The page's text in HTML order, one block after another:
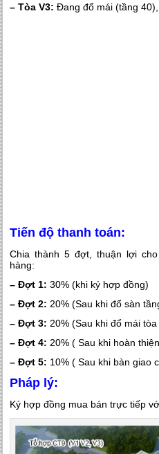
– Tòa V3: Đang đổ mái (tầng
Tiến độ thanh toán:
Chia thành 5 đợt, thuận lợi
hàng:
– Đợt 1: 30% (khi ký hợp đồng)
– Đợt 2: 20% (Sau khi đổ sàn
– Đợt 3: 20% (Sau khi đổ mái tòa
– Đợt 4: 20% ( Sau khi hoàn
– Đợt 5: 10% ( Sau khi bàn giao
Pháp lý:
Ký hợp đồng mua bán trực tiếp